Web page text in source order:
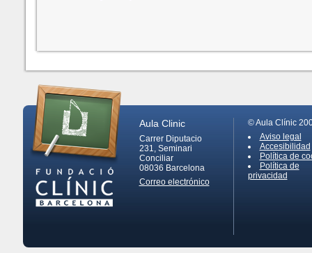
Aula Clinic
Carrer Diputacio
231, Seminari
Conciliar
08036 Barcelona
Correo electrónico
© Aula Clínic
Aviso legal
Accesibilidad
Política de
Política de
privacidad